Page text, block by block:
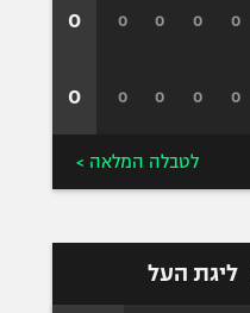
0
0
0
0
0
0
0
0
0
0
לטבלה המלאה >
ליגת העל